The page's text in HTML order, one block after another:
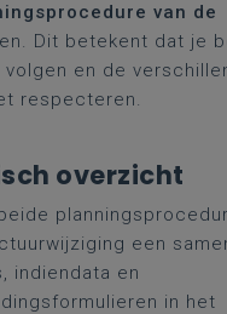
van de
Dit betekent dat je
en de
respecteren.
overzicht
een
indiendata en
in het